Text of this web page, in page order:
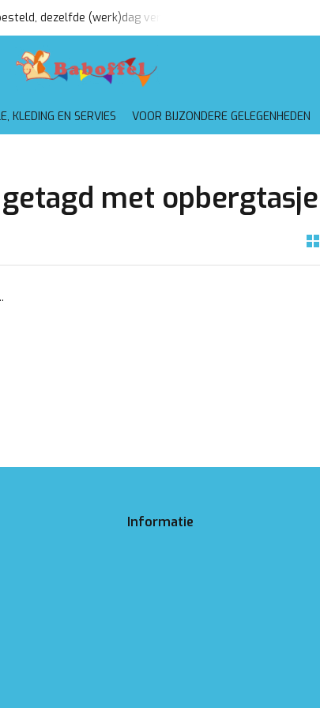
dezelfde (werk)dag verzonden
KLEDING EN SERVIES VOOR BIJZONDERE GELEGENHEDEN
met opbergtasje
Informatie